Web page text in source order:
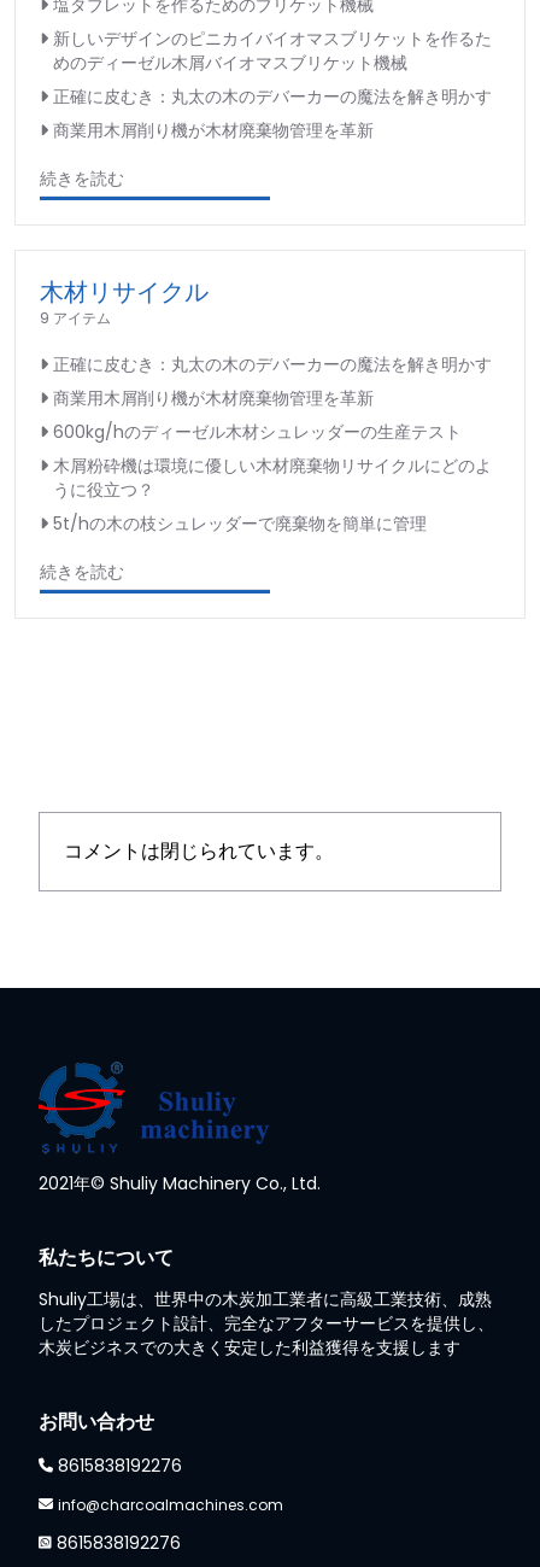
塩タブレットを作るためのブリケット機械
新しいデザインのピニカイバイオマスブリケットを作るた
めのディーゼル木屑バイオマスブリケット機械
正確に皮むき：丸太の木のデバーカーの魔法を解き明かす
商業用木屑削り機が木材廃棄物管理を革新
続きを読む
木材リサイクル
9 アイテム
正確に皮むき：丸太の木のデバーカーの魔法を解き明かす
商業用木屑削り機が木材廃棄物管理を革新
600kg/hのディーゼル木材シュレッダーの生産テスト
木屑粉砕機は環境に優しい木材廃棄物リサイクルにどのよ
うに役立つ？
5t/hの木の枝シュレッダーで廃棄物を簡単に管理
続きを読む
コメントは閉じられています。
2021年© Shuliy Machinery Co., Ltd.
私たちについて
Shuliy工場は、世界中の木炭加工業者に高級工業技術、成熟
したプロジェクト設計、完全なアフターサービスを提供し、
木炭ビジネスでの大きく安定した利益獲得を支援します
お問い合わせ
8615838192276
info@charcoalmachines.com
8615838192276
Wechat